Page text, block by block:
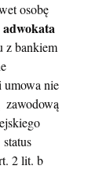
osobę
adwokata
z bankiem
umowa nie
zawodową
2 lit. b